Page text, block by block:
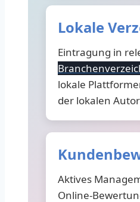
Lokale
Eintragung in
lokale
der lokalen
Aktives
Online-